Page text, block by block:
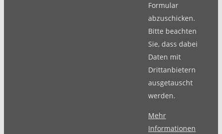
Formular
abzuschicken.
Bitte beachten
Sie, dass dabei
Daten mit
Drittanbietern
ausgetauscht
werden.
Mehr
Informationen